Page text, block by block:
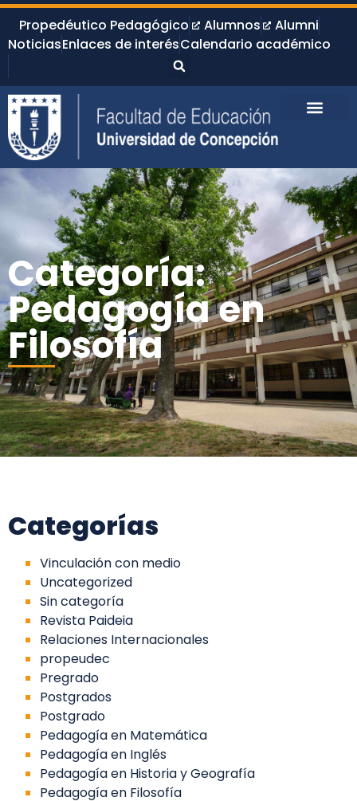
Propedéutico Pedagógico Alumnos
Alumni
NoticiasEnlaces de interésCalendario académico
Categoría:
Pedagogía en
Filosofía
Categorías
Vinculación con medio
Uncategorized
Sin categoría
Revista Paideia
Relaciones Internacionales
propeudec
Pregrado
Postgrados
Postgrado
Pedagogía en Matemática
Pedagogía en Inglés
Pedagogía en Historia y Geografía
Pedagogía en Filosofía